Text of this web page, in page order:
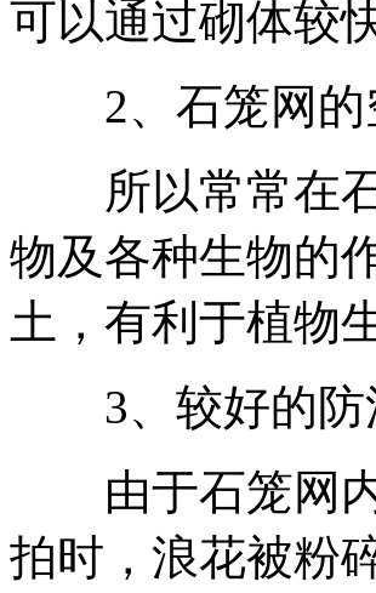
可以通过砌体较
2、石笼网的
所以常常在石
物及各种生物的
土，有利于植物
3、较好的防
由于石笼网内
拍时，浪花被粉